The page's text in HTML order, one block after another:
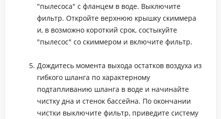
"пылесоса" с фланцем в воде. Выключите
фильтр. Откройте верхнюю крышку скиммера
и, в возможно короткий срок, состыкуйте
"пылесос" со скиммером и включите фильтр.
Дождитесь момента выхода остатков воздуха из
гибкого шланга по характерному
подтапливанию шланга в воде и начинайте
чистку дна и стенок бассейна. По окончании
чистки выключите фильтр, приведите систему